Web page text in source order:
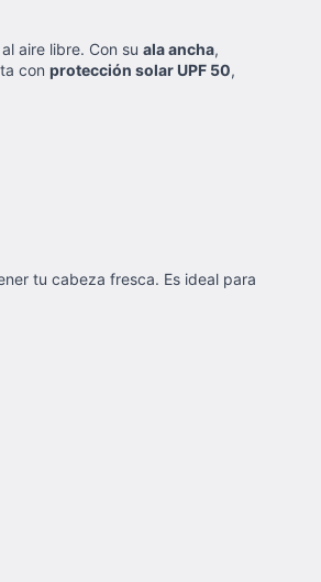
aire libre. Con su ala ancha,
con protección solar UPF 50,
tu cabeza fresca. Es ideal para